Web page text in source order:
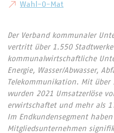
Wahl-O-Mat
Der Verband kommunaler
vertritt über 1.550
kommunalwirtschaftliche
Energie, Wasser/Abwasser,
Telekommunikation. Mit über
wurden 2021 Umsatzerlöse
erwirtschaftet und mehr als
Im Endkundensegment
Mitgliedsunternehmen